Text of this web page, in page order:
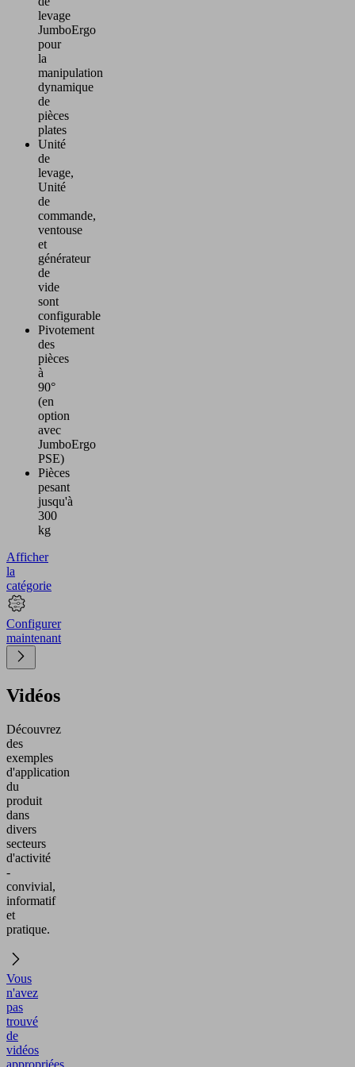
levage
JumboErgo
pour
la
manipulation
dynamique
de
pièces
plates
Unité
de
levage,
Unité
de
commande,
ventouse
et
générateur
de
vide
sont
configurable
Pivotement
des
pièces
à
90°
(en
option
avec
JumboErgo
PSE)
Pièces
pesant
jusqu'à
300
kg
Afficher
la
catégorie
Configurer
maintenant
Vidéos
Découvrez
des
exemples
d'application
du
produit
dans
divers
secteurs
d'activité
-
convivial,
informatif
et
pratique.
Vous
n'avez
pas
trouvé
de
vidéos
appropriées